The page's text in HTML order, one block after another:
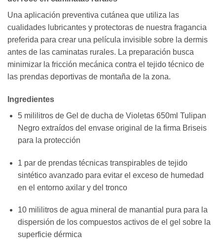
Una aplicación preventiva cutánea que utiliza las
cualidades lubricantes y protectoras de nuestra fragancia
preferida para crear una película invisible sobre la dermis
antes de las caminatas rurales. La preparación busca
minimizar la fricción mecánica contra el tejido técnico de
las prendas deportivas de montaña de la zona.
Ingredientes
5 mililitros de Gel de ducha de Violetas 650ml Tulipan
Negro extraídos del envase original de la firma Briseis
para la protección
1 par de prendas técnicas transpirables de tejido
sintético avanzado para evitar el exceso de humedad
en el entorno axilar y del tronco
10 mililitros de agua mineral de manantial pura para la
dispersión de los compuestos activos de el gel sobre la
superficie dérmica